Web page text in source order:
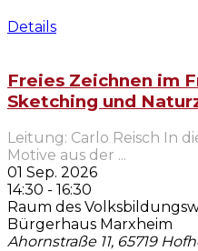
Details
Freies Zeichnen im
Sketching und
Leitung: Carlo Reisch In
Motive aus der ...
01 Sep. 2026
14:30 - 16:30
Raum des
Bürgerhaus Marxheim
Ahornstraße 11, 65719